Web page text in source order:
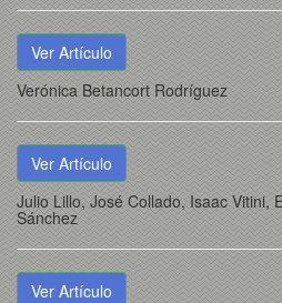
Ver Artículo
Verónica Betancort Rodríguez
Ver Artículo
Julio Lillo, José Collado, Isaac Vitini,
Sánchez
Ver Artículo